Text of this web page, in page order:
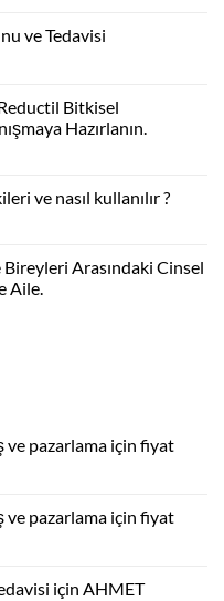
ve Tedavisi
Bitkisel
Hazırlanın.
ve nasıl kullanılır ?
Arasındaki Cinsel
Aile.
ve pazarlama için fiyat
ve pazarlama için fiyat
için AHMET